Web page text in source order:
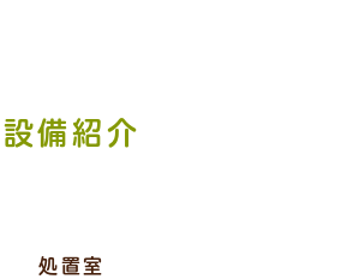
設備紹介
処置室